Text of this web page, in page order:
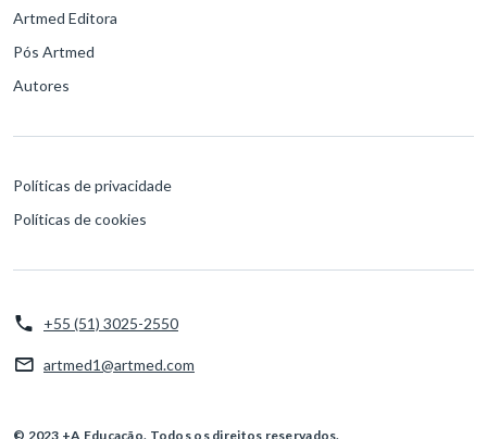
Artmed Editora
Pós Artmed
Autores
Políticas de privacidade
Políticas de cookies
+55 (51) 3025-2550
artmed1@artmed.com
© 2023 +A Educação. Todos os direitos reservados.